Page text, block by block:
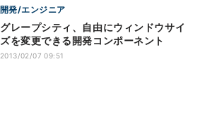
開発/エンジニア
グレープシティ、自由にウィンドウサイ
ズを変更できる開発コンポーネント
2013/02/07 09:51